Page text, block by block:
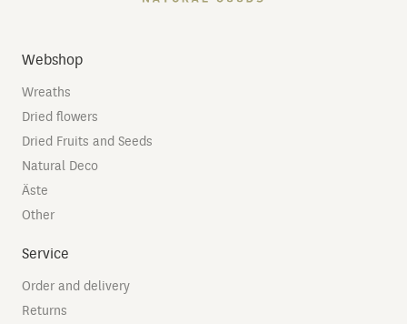
Webshop
Wreaths
Dried flowers
Dried Fruits and Seeds
Natural Deco
Äste
Other
Service
Order and delivery
Returns